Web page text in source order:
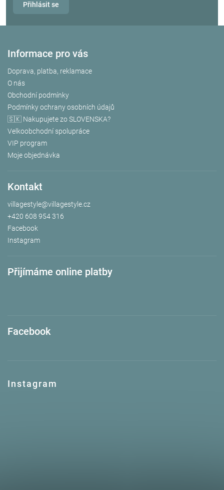
Přihlásit se
Informace pro vás
Doprava, platba, reklamace
O nás
Obchodní podmínky
Podmínky ochrany osobních údajů
🇸🇰 Nakupujete zo SLOVENSKA?
Velkoobchodní spolupráce
VIP program
Moje objednávka
Kontakt
villagestyle@villagestyle.cz
+420 608 954 316
Facebook
Instagram
Přijímáme online platby
Facebook
Instagram